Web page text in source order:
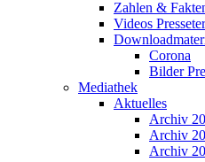
Zahlen &
Videos
Corona
Bilder
Mediathek
Aktuelles
Archiv
Archiv
Archiv